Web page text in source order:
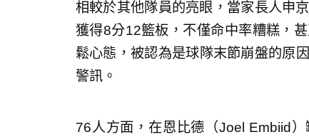
相較於其他隊員的亮眼，當家長人申
獲得8分12籃板，不僅命中率糟糕，
鬆心態，被認為是球隊末節崩盤的原
警訊。
76人方面，在恩比德（Joel Embiid